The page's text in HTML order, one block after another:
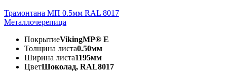
Трамонтана МП 0.5мм RAL 8017
Металлочерепица
ПокрытиеVikingMP® E
Толщина листа0.50мм
Ширина листа1195мм
ЦветШоколад, RAL8017